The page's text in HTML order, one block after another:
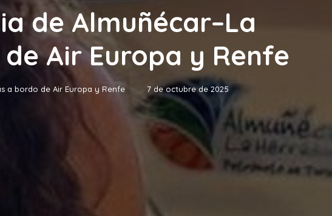
de Almuñécar–La
Air Europa y Renfe
a bordo de Air Europa y Renfe 7 de octubre de 2025